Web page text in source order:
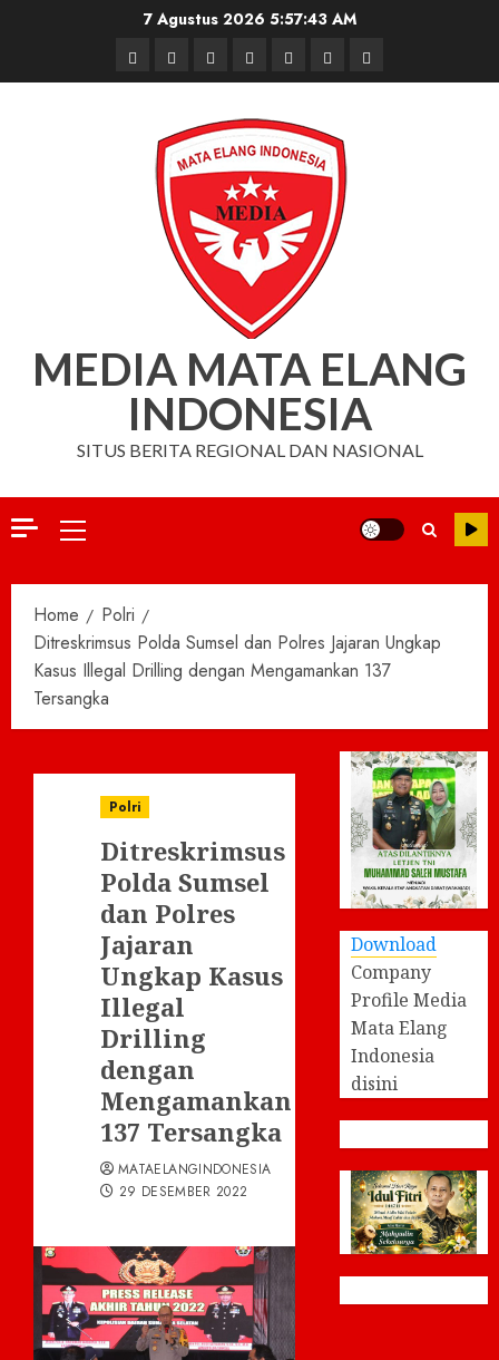
7 Agustus 2026 5:57:44 AM
BerandaNasionalDaerahHukum
dan
Kriminal
Pendidikan
Box
Redaksi
Iklan
MEDIA MATA ELANG
INDONESIA
SITUS BERITA REGIONAL DAN NASIONAL
Primary
Home
Polri
Ditreskrimsus Polda Sumsel dan Polres Jajaran Ungkap
Kasus Illegal Drilling dengan Mengamankan 137
Tersangka
Polri
Ditreskrimsus
Polda Sumsel
dan Polres
Jajaran
Ungkap Kasus
Illegal
Drilling
dengan
Mengamankan
137 Tersangka
MATAELANGINDONESIA
29 DESEMBER 2022
Download
Company
Profile Media
Mata Elang
Indonesia
disini